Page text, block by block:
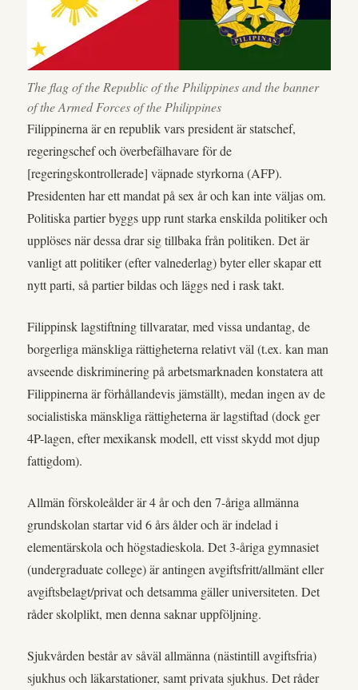
The flag of the Republic of the Philippines and the banner
of the Armed Forces of the Philippines
Filippinerna är en republik vars president är statschef,
regeringschef och överbefälhavare för de
[regeringskontrollerade] väpnade styrkorna (AFP).
Presidenten har ett mandat på sex år och kan inte väljas om.
Politiska partier byggs upp runt starka enskilda politiker och
upplöses när dessa drar sig tillbaka från politiken. Det är
vanligt att politiker (efter valnederlag) byter eller skapar ett
nytt parti, så partier bildas och läggs ned i rask takt.
Filippinsk lagstiftning tillvaratar, med vissa undantag, de
borgerliga mänskliga rättigheterna relativt väl (t.ex. kan man
avseende diskriminering på arbetsmarknaden konstatera att
Filippinerna är förhållandevis jämställt), medan ingen av de
socialistiska mänskliga rättigheterna är lagstiftad (dock ger
4P-lagen, efter mexikansk modell, ett visst skydd mot djup
fattigdom).
Allmän förskoleålder är 4 år och den 7-åriga allmänna
grundskolan startar vid 6 års ålder och är indelad i
elementärskola och högstadieskola. Det 3-åriga gymnasiet
(undergraduate college) är antingen avgiftsfritt/allmänt eller
avgiftsbelagt/privat och detsamma gäller universiteten. Det
råder skolplikt, men denna saknar uppföljning.
Sjukvården består av såväl allmänna (nästintill avgiftsfria)
sjukhus och läkarstationer, samt privata sjukhus. Det råder